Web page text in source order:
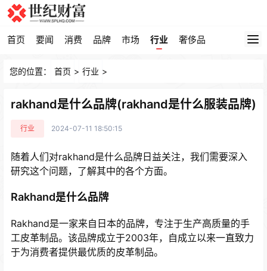
首页 要闻 消费 品牌 市场 行业 奢侈品
您的位置： 首页 > 行业 >
rakhand是什么品牌(rakhand是什么服装品牌)
行业 2024-07-11 18:50:15
随着人们对rakhand是什么品牌日益关注，我们需要深入
研究这个问题，了解其中的各个方面。
Rakhand是什么品牌
Rakhand是一家来自日本的品牌，专注于生产高质量的手
工皮革制品。该品牌成立于2003年，自成立以来一直致力
于为消费者提供最优质的皮革制品。